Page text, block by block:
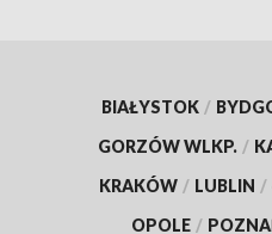
BIAŁYSTOK /
GORZÓW WLKP. /
KRAKÓW / LUBLIN /
OPOLE /